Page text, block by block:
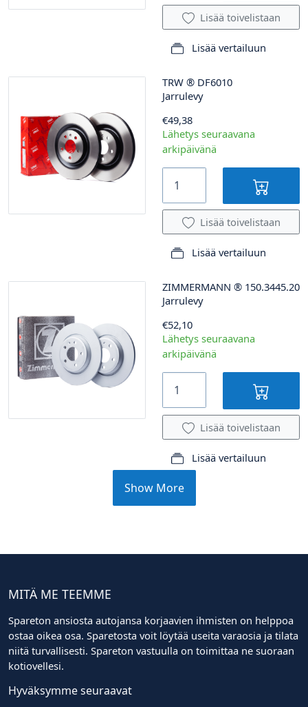
Lisää toivelistaan
Lisää vertailuun
TRW ® DF6010
Jarrulevy
€49,38
Lähetys seuraavana
arkipäivänä
Lisää toivelistaan
Lisää vertailuun
ZIMMERMANN ® 150.3445.20
Jarrulevy
€52,10
Lähetys seuraavana
arkipäivänä
Lisää toivelistaan
Lisää vertailuun
Show More
MITÄ ME TEEMME
Spareton ansiosta autojansa korjaavien ihmisten on helppoa
ostaa oikea osa. Sparetosta voit löytää useita varaosia ja tilata
niitä turvallisesti. Spareton vastuulla on toimittaa ne suoraan
kotiovellesi.
Hyväksymme seuraavat